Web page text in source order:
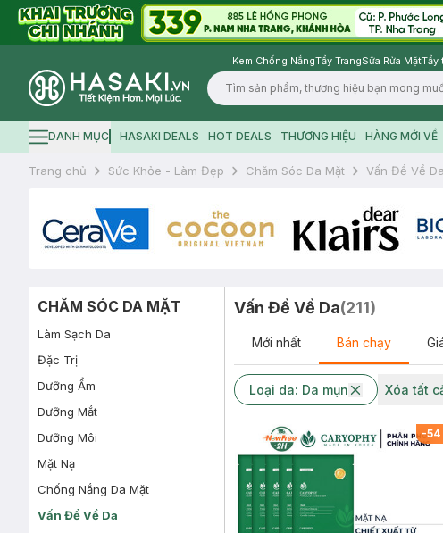
Kem Chống NắngTẩy TrangSữa Rửa MặtTẩy
Logo
Hamburger icon
DANH MỤC HASAKI DEALS HOT DEALS THƯƠNG HIỆU HÀNG MỚI VỀ
Trang chủ Sức Khỏe - Làm Đẹp Chăm Sóc Da Mặt Vấn Đề Về Da
CHĂM SÓC DA MẶT
Làm Sạch Da
Đặc Trị
Dưỡng Ẩm
Dưỡng Mắt
Dưỡng Môi
Mặt Nạ
Chống Nắng Da Mặt
Vấn Đề Về Da
Vấn Đề Về Da(211)
Mới nhất Bán chạy
Loại da: Da mụn Xóa tất
-54